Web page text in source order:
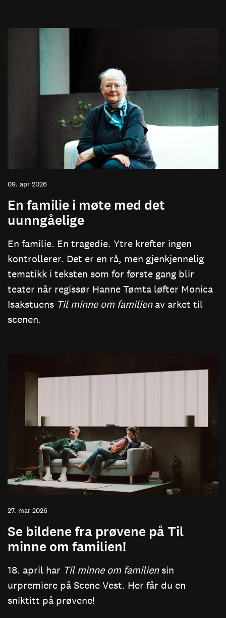
09. apr 2026
En familie i møte med det
uunngåelige
En familie. En tragedie. Ytre krefter ingen
kontrollerer. Det er en rå, men gjenkjennelig
tematikk i teksten som for første gang blir
teater når regissør Hanne Tømta løfter Monica
Isakstuens Til minne om familien av arket til
scenen.
27. mar 2026
Se bildene fra prøvene på Til
minne om familien!
18. april har Til minne om familiensin
urpremiere på Scene Vest. Her får du en
sniktitt på prøvene!